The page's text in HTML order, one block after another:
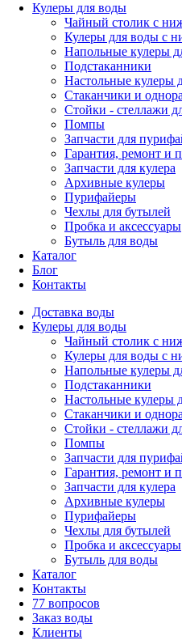
Кулеры для воды
Чайный столик с
Кулеры для воды с
Напольные кулеры
Подстаканники
Настольные кулеры
Стаканчики и
Стойки - стеллажи
Помпы
Запчасти для
Гарантия, ремонт и
Запчасти для кулера
Архивные кулеры
Пурифайеры
Чехлы для бутылей
Пробка и аксессуары
Бутыль для воды
Каталог
Блог
Контакты
Доставка воды
Кулеры для воды
Чайный столик с
Кулеры для воды с
Напольные кулеры
Подстаканники
Настольные кулеры
Стаканчики и
Стойки - стеллажи
Помпы
Запчасти для
Гарантия, ремонт и
Запчасти для кулера
Архивные кулеры
Пурифайеры
Чехлы для бутылей
Пробка и аксессуары
Бутыль для воды
Каталог
Контакты
77 вопросов
Заказ воды
Клиенты